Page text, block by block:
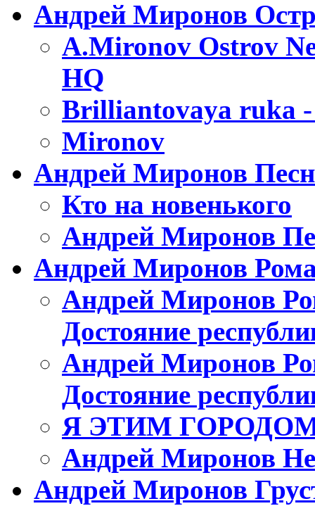
Андрей Миронов
A.Mironov Ostrov
HQ
Brilliantovaya ruka -
Mironov
Андрей Миронов
Кто на новенького
Андрей Миронов
Андрей Миронов
Андрей Миронов
Достояние
Андрей Миронов
Достояние
Я ЭТИМ
Андрей Миронов
Андрей Миронов